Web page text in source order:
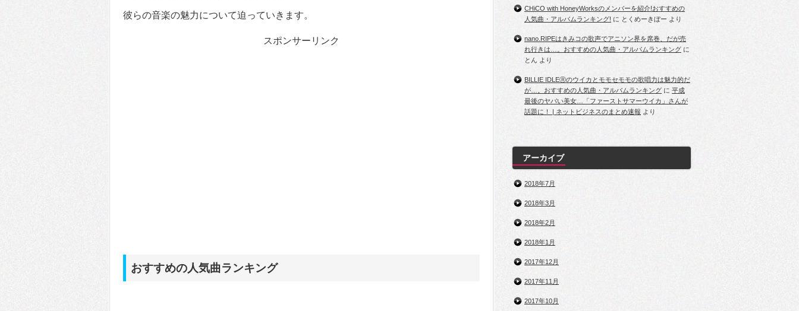
彼らの音楽の魅力について迫っていきます。
スポンサーリンク
おすすめの人気曲ランキング
CHiCO with HoneyWorksのメンバーを紹介!おすすめの
人気曲・アルバムランキング! に とくめーきぼー より
nano.RIPEはきみコの歌声でアニソン界を席巻、だが売
れ行きは…。おすすめの人気曲・アルバムランキング に
とん より
BILLIE IDLEⓇのウイカとモモセモモの歌唱力は魅力的だ
が…。おすすめの人気曲・アルバムランキング に 平成
最後のヤバい美女…「ファーストサマーウイカ」さんが
話題に！ | ネットビジネスのまとめ速報 より
アーカイブ
2018年7月
2018年3月
2018年2月
2018年1月
2017年12月
2017年11月
2017年10月